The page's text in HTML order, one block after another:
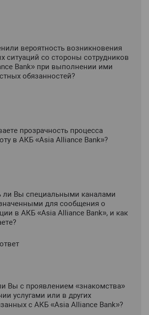
вероятность возникновения
ситуаций со стороны сотрудников
Bank» при выполнении ими
обязанностей?
прозрачность процесса
в АКБ «Asia Alliance Bank»?
ли Вы специальными каналами
для сообщения о
в АКБ «Asia Alliance Bank», и как
Вы с проявлением «знакомства»
услугами или в других
с АКБ «Asia Alliance Bank»?